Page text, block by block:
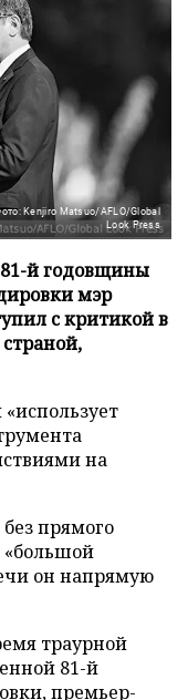
Kenjiro Matsuo/AFLO/Global
Look Press
й годовщины
мэр
с критикой в
на
прямого
«большой
он напрямую
траурной
81-й
премьер-